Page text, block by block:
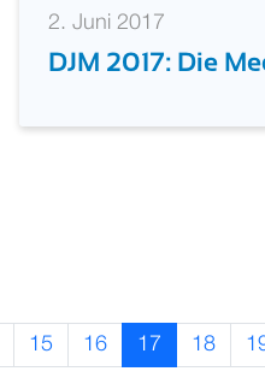
2. Juni 2017
DJM 2017: Die
15 16 17 18